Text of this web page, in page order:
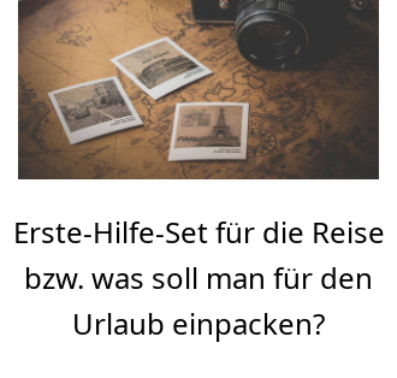
Erste-Hilfe-Set für die Reise
bzw. was soll man für den
Urlaub einpacken?